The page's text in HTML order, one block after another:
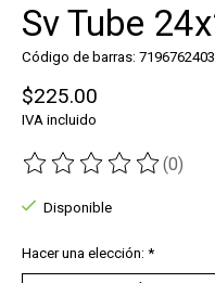
Sv Tube
Código de barras:
$225.00
IVA incluido
The rating of this product
(0)
Disponible
Hacer una elección: *